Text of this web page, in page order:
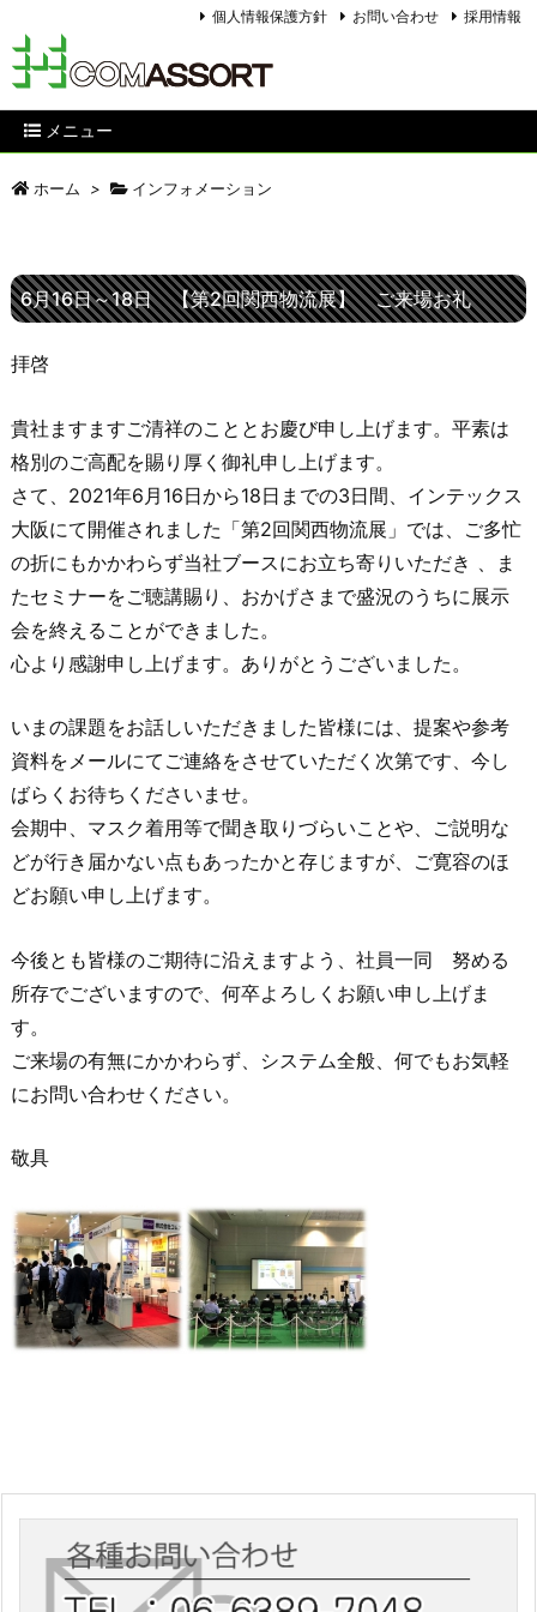
メニュー
個人情報保護方針 お問い合わせ 採用情報
ホーム > インフォメーション
6月16日～18日 【第2回関西物流展】 ご来場お礼
拝啓
貴社ますますご清祥のこととお慶び申し上げます。平素は
格別のご高配を賜り厚く御礼申し上げます。
さて、2021年6月16日から18日までの3日間、インテックス
大阪にて開催されました「第2回関西物流展」では、ご多忙
の折にもかかわらず当社ブースにお立ち寄りいただき 、ま
たセミナーをご聴講賜り、おかげさまで盛況のうちに展示
会を終えることができました。
心より感謝申し上げます。ありがとうございました。
いまの課題をお話しいただきました皆様には、提案や参考
資料をメールにてご連絡をさせていただく次第です、今し
ばらくお待ちくださいませ。
会期中、マスク着用等で聞き取りづらいことや、ご説明な
どが行き届かない点もあったかと存じますが、ご寛容のほ
どお願い申し上げます。
今後とも皆様のご期待に沿えますよう、社員一同 努める
所存でございますので、何卒よろしくお願い申し上げま
す。
ご来場の有無にかかわらず、システム全般、何でもお気軽
にお問い合わせください。
敬具